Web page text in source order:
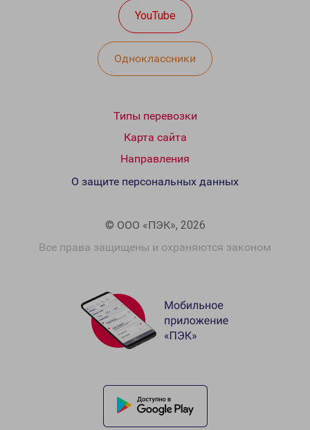
YouTube
Одноклассники
Типы перевозки
Карта сайта
Направления
© ООО «ПЭК», 2026
Все права защищены и охраняются законом
О защите персональных данных